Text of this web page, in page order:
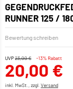
RUNNER 125 /
Bewertung schreiben
UVP23,00 € -13% Rabatt
20,00 €
inkl. MwSt., zzgl. Versand